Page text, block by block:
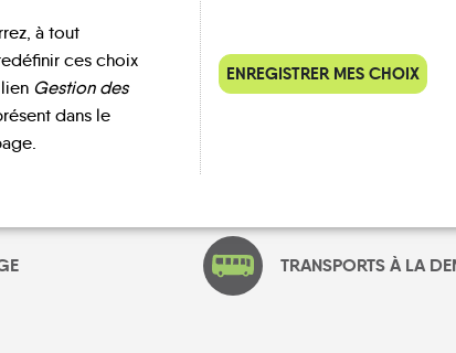
TRANSPORTS À LA
à tout
ces choix
Gestion des
dans le
ENREGISTRER MES CHOIX